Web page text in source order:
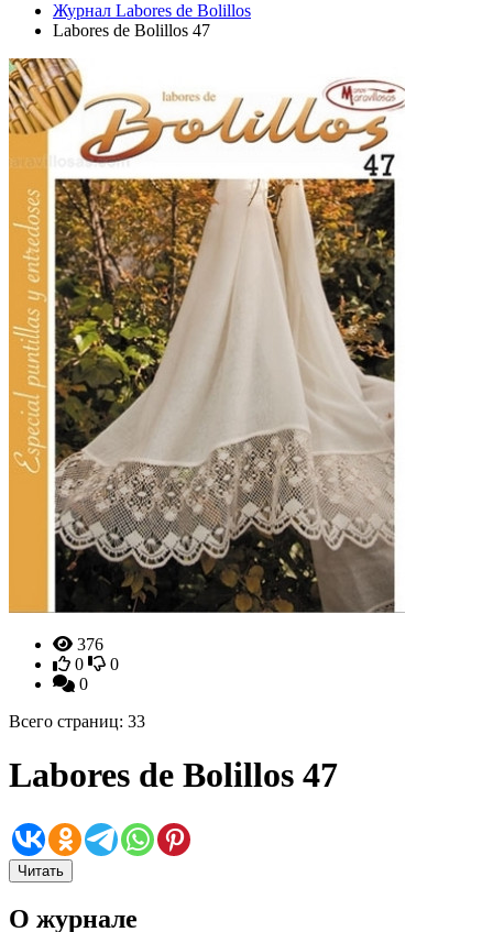
Журнал Labores de Bolillos
Labores de Bolillos 47
376
0
0
0
Всего страниц: 33
Labores de Bolillos 47
Читать
О журнале